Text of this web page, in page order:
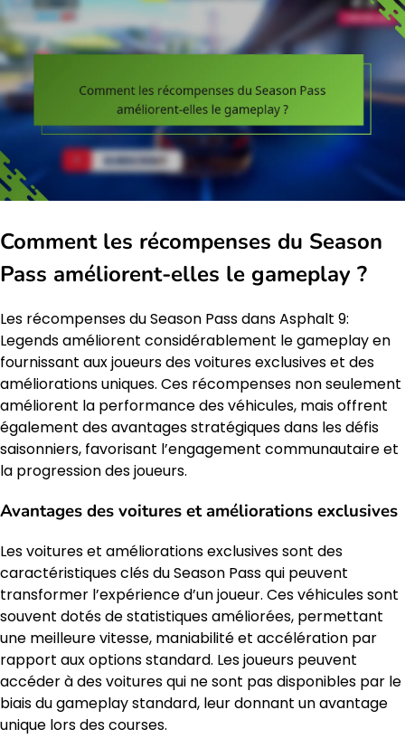
Comment les récompenses du Season
Pass améliorent-elles le gameplay ?
Les récompenses du Season Pass dans Asphalt 9:
Legends améliorent considérablement le gameplay en
fournissant aux joueurs des voitures exclusives et des
améliorations uniques. Ces récompenses non seulement
améliorent la performance des véhicules, mais offrent
également des avantages stratégiques dans les défis
saisonniers, favorisant l’engagement communautaire et
la progression des joueurs.
Avantages des voitures et améliorations exclusives
Les voitures et améliorations exclusives sont des
caractéristiques clés du Season Pass qui peuvent
transformer l’expérience d’un joueur. Ces véhicules sont
souvent dotés de statistiques améliorées, permettant
une meilleure vitesse, maniabilité et accélération par
rapport aux options standard. Les joueurs peuvent
accéder à des voitures qui ne sont pas disponibles par le
biais du gameplay standard, leur donnant un avantage
unique lors des courses.